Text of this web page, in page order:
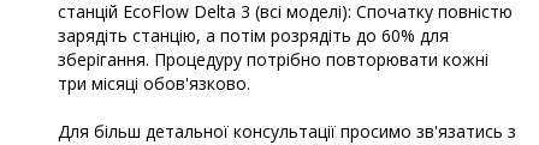
станцій EcoFlow Delta 3 (всі моделі): Спочатку повністю
зарядіть станцію, а потім розрядіть до 60% для
зберігання. Процедуру потрібно повторювати кожні
три місяці обов'язково.
Для більш детальної консультації просимо зв'язатись з